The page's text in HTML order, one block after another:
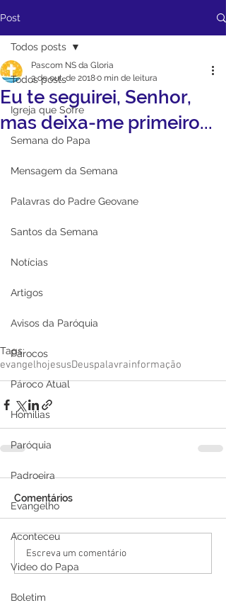
Post
Todos posts
Igreja que Sofre
Semana do Papa
Mensagem da Semana
Palavras do Padre Geovane
Santos da Semana
Notícias
Artigos
Avisos da Paróquia
Párocos
Pároco Atual
Homilias
Paróquia
Padroeira
Evangelho
Aconteceu
Video do Papa
Boletim
Todos posts
Eu te seguirei, Senhor,
mas deixa-me primeiro...
Pascom NS da Gloria
3 de out. de 20180 min de leitura
Tags:
evangelhojesusDeuspalavrainformação
Comentários
Escreva um comentário